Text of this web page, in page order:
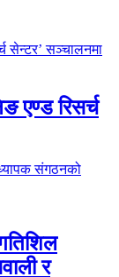
एण्ड रिसर्च
र